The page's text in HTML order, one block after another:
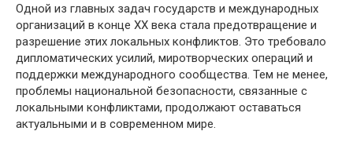
Одной из главных задач государств и международных
организаций в конце XX века стала предотвращение и
разрешение этих локальных конфликтов. Это требовало
дипломатических усилий, миротворческих операций и
поддержки международного сообщества. Тем не менее,
проблемы национальной безопасности, связанные с
локальными конфликтами, продолжают оставаться
актуальными и в современном мире.